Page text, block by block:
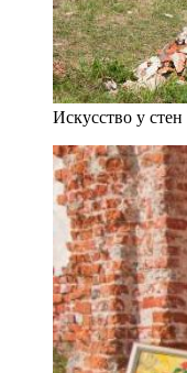
Искусство у